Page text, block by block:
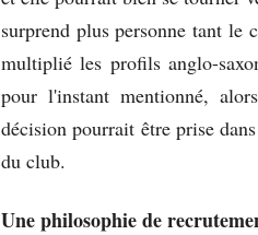
surprend plus personne tant le
multiplié les profils anglo-
pour l'instant mentionné,
décision pourrait être prise
du club.
Une philosophie de